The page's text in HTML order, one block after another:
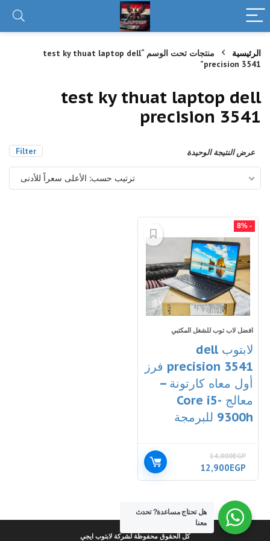
الرئيسية
منتجات تحت الوسم “test ky thuat laptop dell
precision 3541”
test ky thuat laptop dell
precision 3541
Filter عرض النتيجة الوحيدة
ترتيب حسب: الأعلى سعراً للأدنى
- 8%
افضل لاب توب للشغل المكتبي
لابتوب dell
precision 3541 فرز
أول معاه كارتونة –
معالج Core i5-
9300h للبرمجة
14,000EGP
السعر
الأصلي
14,000EGP.
12,900EGP
الحالي
كل الحقوق محفوظة لشركة لابتوب ايجي
هل تحتاج مساعدة?تحدث
معنا